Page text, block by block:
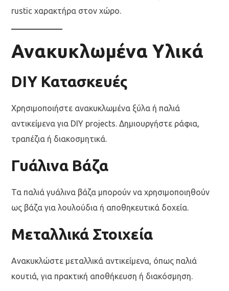
rustic χαρακτήρα στον χώρο.
Ανακυκλωμένα Υλικά
DIY Κατασκευές
Χρησιμοποιήστε ανακυκλωμένα ξύλα ή παλιά
αντικείμενα για DIY projects. Δημιουργήστε ράφια,
τραπέζια ή διακοσμητικά.
Γυάλινα Βάζα
Τα παλιά γυάλινα βάζα μπορούν να χρησιμοποιηθούν
ως βάζα για λουλούδια ή αποθηκευτικά δοχεία.
Μεταλλικά Στοιχεία
Ανακυκλώστε μεταλλικά αντικείμενα, όπως παλιά
κουτιά, για πρακτική αποθήκευση ή διακόσμηση.